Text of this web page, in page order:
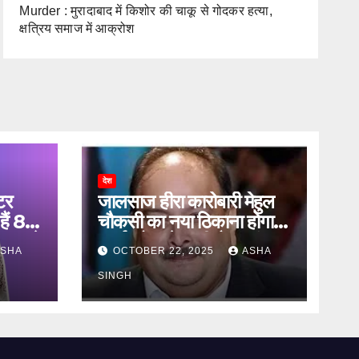
Murder : मुरादाबाद में किशोर की चाकू से गोदकर हत्या,
क्षत्रिय समाज में आक्रोश
हैं 83
ने
देश
जालसाज हीरा कारोबारी मेहुल
चौकसी का नया ठिकाना होगा
ऑर्थर रोड जेल की बैरक नंबर
12OCTOBER 22, 2025 ASHA
SINGH